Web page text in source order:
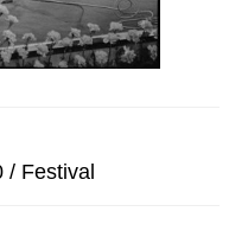
/ Festival